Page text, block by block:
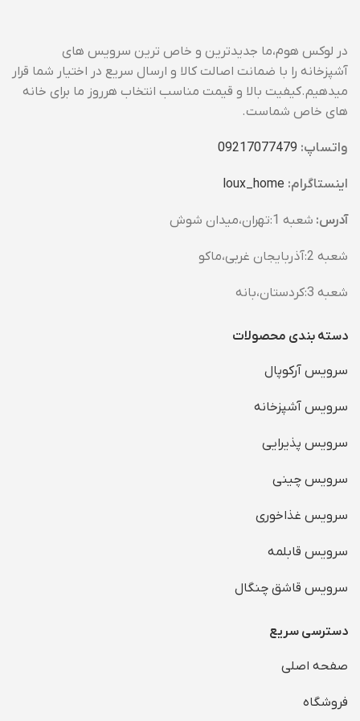
در لوکس هوم،ما جدیدترین و خاص ترین سرویس های
آشپزخانه را با ضمانت اصالت کالا و ارسال سریع در اختیار شما قرار
میدهیم.کیفیت بالا و قیمت مناسب انتخاب هرروز ما برای خانه
های خاص شماست.
واتساپ: 09217077479
اینستاگرام: loux_home​
آدرس: شعبه 1:تهران،میدان شوش
شعبه 2:آذربایجان غربی،ماکو
شعبه 3:کردستان،بانه
دسته بندی محصولات
سرویس آرکوپال
سرویس آشپزخانه
سرویس پذیرایی
سرویس چینی
سرویس غذاخوری
سرویس قابلمه
سرویس قاشق چنگال
دسترسی سریع
صفحه اصلی
فروشگاه